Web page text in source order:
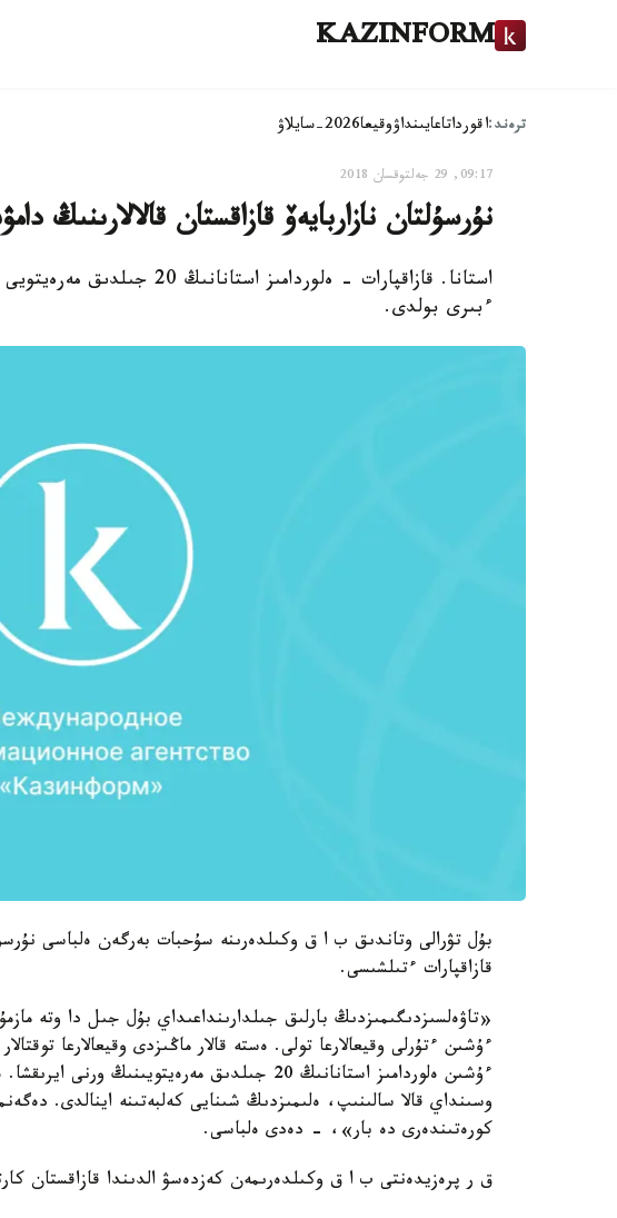
KAZINFORM
ترەند:اقورداتاعايىنداۋوقيعا2026-سايلاۋ
09:17, 29 جەلتوقسان 2018
نۇرسۇلتان نازاربايەۆ قازاقستان قالالارىنىڭ
استانا. قازاقپارات - ەلوردامىز
ءبىرى بولدى.
بۇل تۋرالى وتاندىق ب ا ق وكىلدەرىنە سۇحبات بەرگەن ەلباسى
قازاقپارات ءتىلشىسى.
«تاۋەلسىزدىگىمىزدىڭ بارلىق جىلدارىنداعىداي بۇل جىل دا وتە
ءۇشىن ءتۇرلى وقيعالارعا تولى. ەستە قالار ماڭىزدى وقيعالارعا
ءۇشىن ەلوردامىز استانانىڭ 20 جىلدىق
وسىنداي قالا سالىنىپ، ەلىمىزدىڭ شىنايى كەلبەتىنە اينالدى.
كورەتىندەرى دە بار»، - دەدى ەلباسى.
ق ر پرەزيدەنتى ب ا ق وكىلدەرىمەن كەزدەسۋ الدىندا قازاقستان